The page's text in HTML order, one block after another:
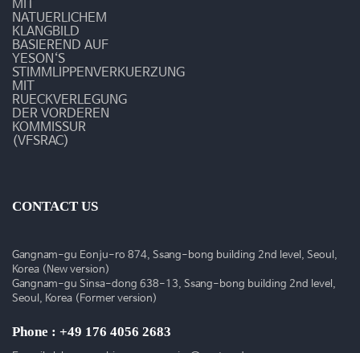
와
나
누
다"
-
론
예
송
MIT
NATUERLICHEM
KLANGBILD
BASIEREND AUF
YESON‘S
STIMMLIPPENVERKUERZUNG
MIT
RUECKVERLEGUNG
DER VORDEREN
KOMMISSUR
(VFSRAC)
CONTACT US
Gangnam-gu Eonju-ro 874, Ssang-bong building 2nd level, Seoul,
Korea (New version)
Gangnam-gu Sinsa-dong 638-13, Ssang-bong building 2nd level,
Seoul, Korea (Former version)
Phone : +49 176 4056 2683